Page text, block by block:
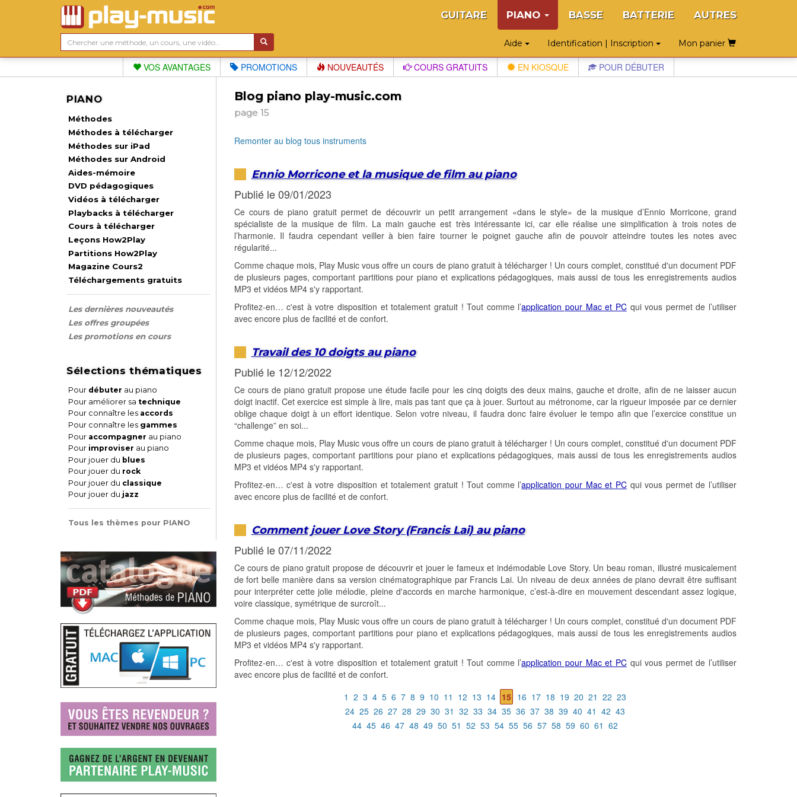
GUITARE PIANO BASSE BATTERIE AUTRES
Aide Identification | Inscription Mon panier
VOS AVANTAGES PROMOTIONS NOUVEAUTÉS COURS GRATUITS EN KIOSQUE POUR DÉBUTER
PIANO
Méthodes
Méthodes à télécharger
Méthodes sur iPad
Méthodes sur Android
Aides-mémoire
DVD pédagogiques
Vidéos à télécharger
Playbacks à télécharger
Cours à télécharger
Leçons How2Play
Partitions How2Play
Magazine Cours2
Téléchargements gratuits
Les dernières nouveautés
Les offres groupées
Les promotions en cours
Sélections thématiques
Pour débuter au piano
Pour améliorer sa technique
Pour connaître les accords
Pour connaître les gammes
Pour accompagner au piano
Pour improviser au piano
Pour jouer du blues
Pour jouer du rock
Pour jouer du classique
Pour jouer du jazz
Tous les thèmes pour PIANO
Blog piano play-music.com
page 15
Remonter au blog tous instruments
Ennio Morricone et la musique de film au piano
Publié le 09/01/2023
Ce cours de piano gratuit permet de découvrir un petit arrangement «dans le style» de la musique d’Ennio Morricone, grand
spécialiste de la musique de film. La main gauche est très intéressante ici, car elle réalise une simplification à trois notes de
l’harmonie. Il faudra cependant veiller à bien faire tourner le poignet gauche afin de pouvoir atteindre toutes les notes avec
régularité...
Comme chaque mois, Play Music vous offre un cours de piano gratuit à télécharger ! Un cours complet, constitué d'un document PDF
de plusieurs pages, comportant partitions pour piano et explications pédagogiques, mais aussi de tous les enregistrements audios
MP3 et vidéos MP4 s'y rapportant.
Profitez-en… c'est à votre disposition et totalement gratuit ! Tout comme l’application pour Mac et PCqui vous permet de l’utiliser
avec encore plus de facilité et de confort.
Travail des 10 doigts au piano
Publié le 12/12/2022
Ce cours de piano gratuit propose une étude facile pour les cinq doigts des deux mains, gauche et droite, afin de ne laisser aucun
doigt inactif. Cet exercice est simple à lire, mais pas tant que ça à jouer. Surtout au métronome, car la rigueur imposée par ce dernier
oblige chaque doigt à un effort identique. Selon votre niveau, il faudra donc faire évoluer le tempo afin que l’exercice constitue un
“challenge” en soi...
Comme chaque mois, Play Music vous offre un cours de piano gratuit à télécharger ! Un cours complet, constitué d'un document PDF
de plusieurs pages, comportant partitions pour piano et explications pédagogiques, mais aussi de tous les enregistrements audios
MP3 et vidéos MP4 s'y rapportant.
Profitez-en… c'est à votre disposition et totalement gratuit ! Tout comme l’application pour Mac et PCqui vous permet de l’utiliser
avec encore plus de facilité et de confort.
Comment jouer Love Story (Francis Lai) au piano
Publié le 07/11/2022
Ce cours de piano gratuit propose de découvrir et jouer le fameux et indémodable Love Story. Un beau roman, illustré musicalement
de fort belle manière dans sa version cinématographique par Francis Lai. Un niveau de deux années de piano devrait être suffisant
pour interpréter cette jolie mélodie, pleine d'accords en marche harmonique, c’est-à-dire en mouvement descendant assez logique,
voire classique, symétrique de surcroît...
Comme chaque mois, Play Music vous offre un cours de piano gratuit à télécharger ! Un cours complet, constitué d'un document PDF
de plusieurs pages, comportant partitions pour piano et explications pédagogiques, mais aussi de tous les enregistrements audios
MP3 et vidéos MP4 s'y rapportant.
Profitez-en… c'est à votre disposition et totalement gratuit ! Tout comme l’application pour Mac et PCqui vous permet de l’utiliser
avec encore plus de facilité et de confort.
1 2 3 4 5 6 7 8 9 10 11 12 13 14 15 16 17 18 19 20 21 22 23
24 25 26 27 28 29 30 31 32 33 34 35 36 37 38 39 40 41 42 43
44 45 46 47 48 49 50 51 52 53 54 55 56 57 58 59 60 61 62